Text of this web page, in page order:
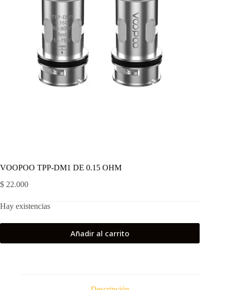
VOOPOO TPP-DM1 DE 0.15 OHM
$ 22.000
Hay existencias
Añadir al carrito